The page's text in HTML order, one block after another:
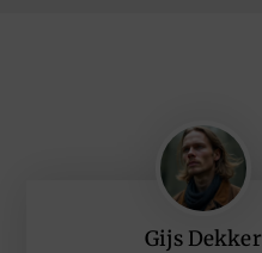
Gijs Dekker